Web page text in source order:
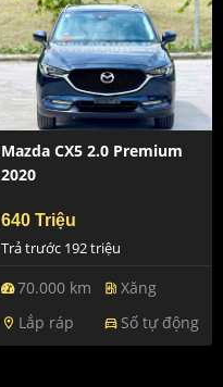
Mazda CX5 2.0 Premium
2020
640 Triệu
Trả trước 192 triệu
70.000 km ev_station Xăng
location_on Lắp ráp directions_car Số tự động